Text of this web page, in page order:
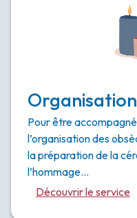
Organisation
Pour être
l’organisation des
la préparation de la
l’hommage…
Découvrir le service